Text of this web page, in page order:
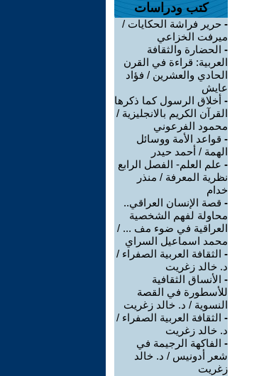
كتب ودراسات
- حرير فراشة الحكايات /
ميرفت الخزاعي
- الحضارة والثقافة
العربية: قراءة في القرن
الحادي والعشرين / فؤاد
عايش
- أخلاق الرسول كما ذكرها
القرآن الكريم بالانجليزية /
محمود الفرعوني
- قواعد الأمة ووسائل
الهمة / أحمد حيدر
- علم العلم- الفصل الرابع
نظرية المعرفة / منذر
خدام
- قصة الإنسان العراقي..
محاولة لفهم الشخصية
العراقية في ضوء مف ... /
محمد اسماعيل السراي
- الثقافة العربية الصفراء /
د. خالد زغريت
- الأنساق الثقافية
للأسطورة في القصة
النسوية / د. خالد زغريت
- الثقافة العربية الصفراء /
د. خالد زغريت
- الفاكهة الرجيمة في
شعر أدونيس / د. خالد
زغريت